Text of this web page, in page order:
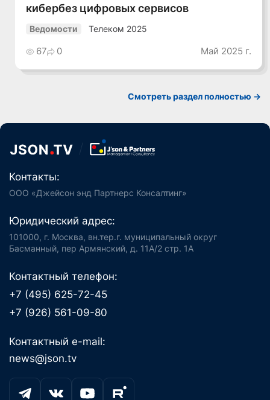
кибербез цифровых сервисов
Ведомости Телеком 2025
67 0 Май 2025 г.
Смотреть раздел полностью ->
Контакты:
ООО «Джейсон энд Партнерс Консалтинг»
Юридический адрес:
101000, г. Москва, вн.тер.г. муниципальный округ
Басманный, пер Армянский, д. 11А/2 стр. 1А
Контактный телефон:
+7 (495) 625-72-45
+7 (926) 561-09-80
Контактный e-mail:
news@json.tv